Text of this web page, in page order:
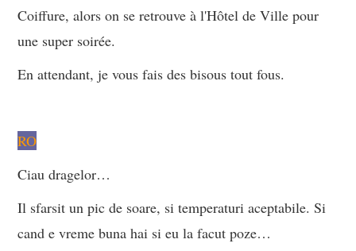
Coiffure, alors on se retrouve à l'Hôtel de Ville pour
une super soirée.
En attendant, je vous fais des bisous tout fous.
RO
Ciau dragelor…
Il sfarsit un pic de soare, si temperaturi aceptabile. Si
cand e vreme buna hai si eu la facut poze…